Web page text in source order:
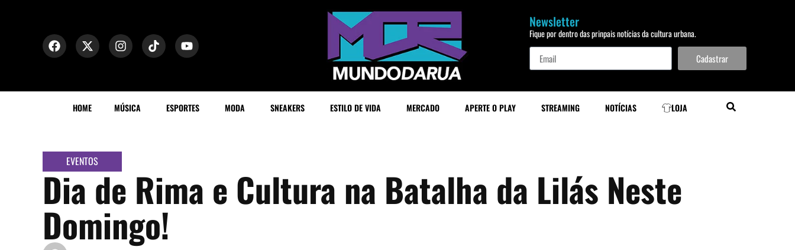
Newsletter
Fique por dentro das prinpais notícias da cultura urbana.
Cadastrar
HOME MÚSICA ESPORTES MODA SNEAKERS ESTILO DE VIDA MERCADO APERTE O PLAY STREAMING NOTÍCIAS LOJA
EVENTOS
Dia de Rima e Cultura na Batalha da Lilás Neste
Domingo!